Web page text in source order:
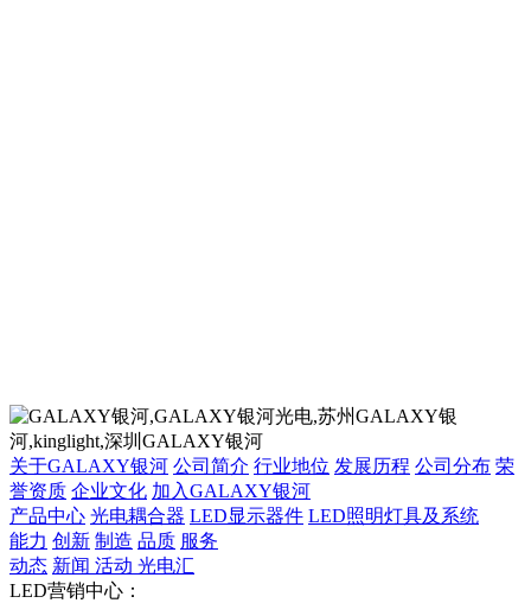
关于GALAXY银河 公司简介 行业地位 发展历程 公司分布 荣
誉资质 企业文化 加入GALAXY银河
产品中心 光电耦合器 LED显示器件 LED照明灯具及系统
能力 创新 制造 品质 服务
动态 新闻 活动 光电汇
LED营销中心：